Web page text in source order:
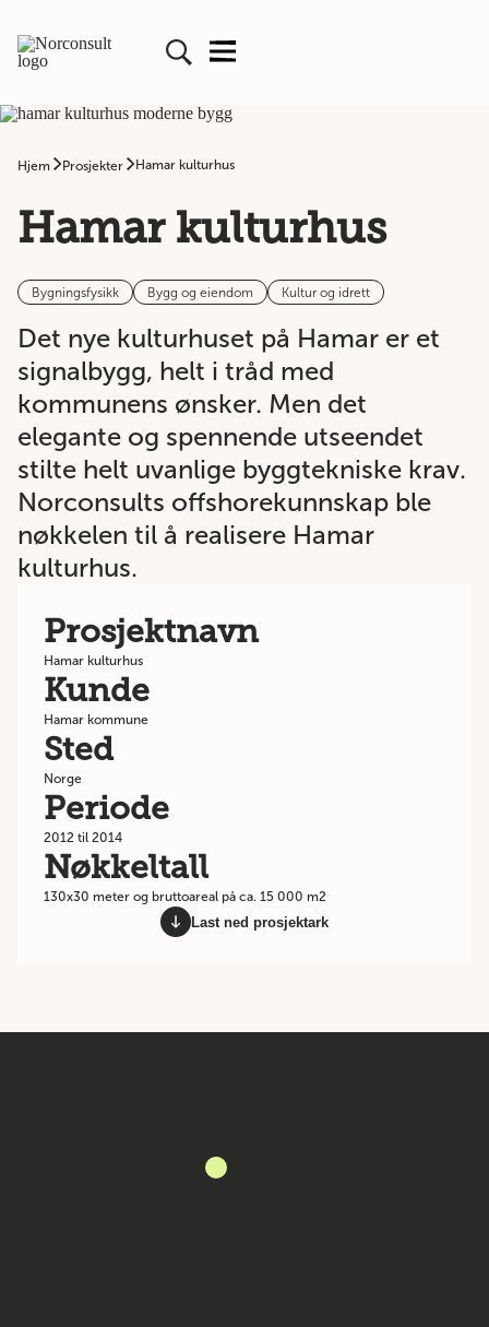
Hjem Prosjekter Hamar kulturhus
Hamar kulturhus
Bygningsfysikk Bygg og eiendom Kultur og idrett
Det nye kulturhuset på Hamar er et
signalbygg, helt i tråd med
kommunens ønsker. Men det
elegante og spennende utseendet
stilte helt uvanlige byggtekniske krav.
Norconsults offshorekunnskap ble
nøkkelen til å realisere Hamar
kulturhus.
Prosjektnavn
Hamar kulturhus
Kunde
Hamar kommune
Sted
Norge
Periode
2012 til 2014
Nøkkeltall
130x30 meter og bruttoareal på ca. 15 000 m2
Last ned prosjektark